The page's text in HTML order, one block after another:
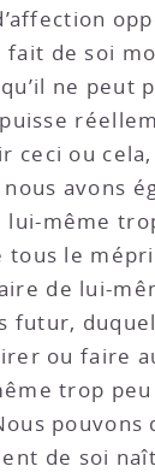
de soi
ne
ceci ou
avons
même
le
de lui-
ou faire
trop
de soi